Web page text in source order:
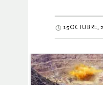
15 OCTUBRE,